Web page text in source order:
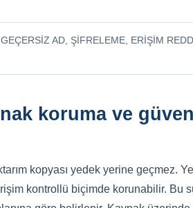
AD, ŞIFRELEME, ERIŞIM
koruma ve
kopyası yedek yerine geçmez.
kontrollü biçimde korunabilir. Bu